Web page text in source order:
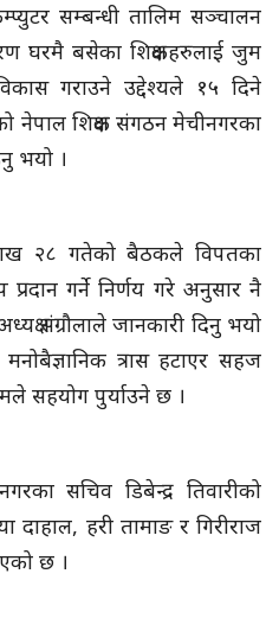
सम्बन्धी तालिम सञ्चालन
घरमै बसेका शिक्षकहरुलाई जुम
गराउने उद्देश्यले १५ दिने
नेपाल शिक्षक संगठन मेचीनगरका
भयो ।
२८ गतेको बैठकले विपतका
प्रदान गर्ने निर्णय गरे अनुसार नै
संग्रौलाले जानकारी दिनु भयो
त्रास हटाएर सहज
सहयोग पुर्याउने छ ।
सचिव डिबेन्द्र तिवारीको
हरी तामाङ र गिरीराज
छ ।